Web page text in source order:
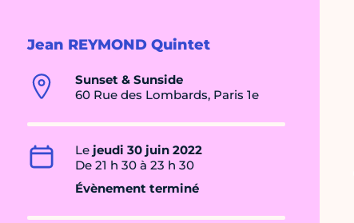
Jean REYMOND Quintet
Sunset & Sunside
60 Rue des Lombards, Paris 1e
Le jeudi 30 juin 2022
De 21 h 30 à 23 h 30
Évènement terminé